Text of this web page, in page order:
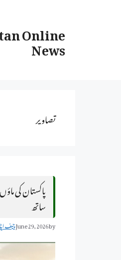
Online
News
تصاویر
پاکستان کی
ساتھ
June 29, 2026by چیف